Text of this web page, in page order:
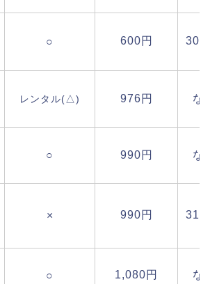
○ 600円 30
レンタル(△) 976円 な
○ 990円 な
× 990円 31
○ 1,080円 な